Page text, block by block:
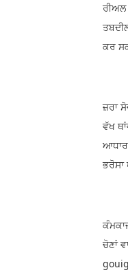
ਰੀਅਲ
ਕਰ
ਜ਼ਰਾ
ਵੱਖ
ਆਧਾਰ
ਭਰੋਸਾ
ਚੋਣਾਂ